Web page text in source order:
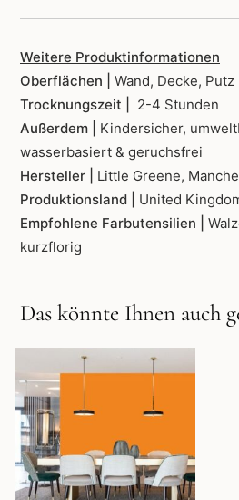
Weitere Produktinformationen
Oberflächen | Wand, Decke,
Trocknungszeit |
2-4 Stunden
Außerdem | Kindersicher,
wasserbasiert & geruchsfrei
Hersteller | Little Greene,
Produktionsland | United
Empfohlene Farbutensilien |
kurzflorig
Das könnte Ihnen auch
Produkt
mehrere
auf.
Optionen